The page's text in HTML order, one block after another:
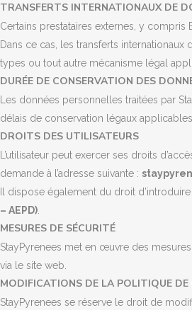
TRANSFERTS INTERNATIONAUX DE
Certains prestataires externes, y
Dans ce cas, les transferts
types ou tout autre mécanisme légal
DURÉE DE CONSERVATION DES
Les données personnelles traitées par
délais de conservation légaux applicables.
DROITS DES UTILISATEURS
L’utilisateur peut exercer ses droits
demande à l’adresse suivante :
Il dispose également du droit
– AEPD)
MESURES DE SÉCURITÉ
StayPyrenees met en œuvre des
via le site web.
MODIFICATIONS DE LA POLITIQUE
StayPyrenees se réserve le droit de